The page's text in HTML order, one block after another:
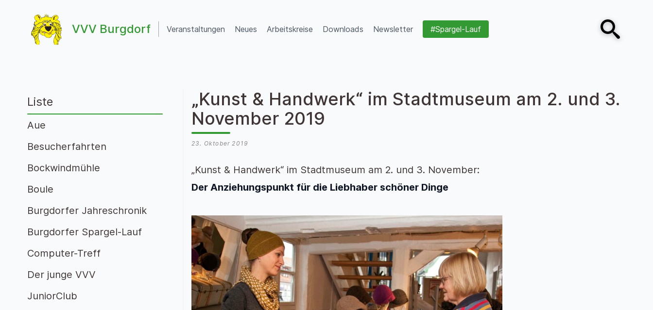
VVV Burgdorf
VVV Burgdorf
Veranstaltungen Neues Arbeitskreise Downloads Newsletter #Spargel-Lauf
Open search
„Kunst & Handwerk“ im Stadtmuseum am 2. und 3.
November 2019
23. Oktober 2019
„Kunst & Handwerk“ im Stadtmuseum am 2. und 3. November:
Der Anziehungspunkt für die Liebhaber schöner Dinge
Liste
Aue
Besucherfahrten
Bockwindmühle
Boule
Burgdorfer Jahreschronik
Burgdorfer Spargel-Lauf
Computer-Treff
Der junge VVV
JuniorClub